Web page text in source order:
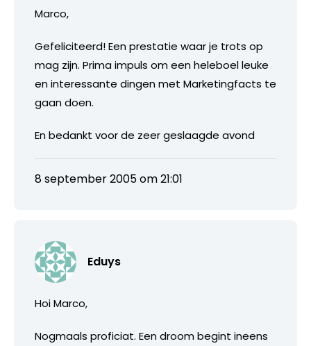
Marco,
Gefeliciteerd! Een prestatie waar je trots op
mag zijn. Prima impuls om een heleboel leuke
en interessante dingen met Marketingfacts te
gaan doen.
En bedankt voor de zeer geslaagde avond
8 september 2005 om 21:01
Eduys
Hoi Marco,
Nogmaals proficiat. Een droom begint ineens